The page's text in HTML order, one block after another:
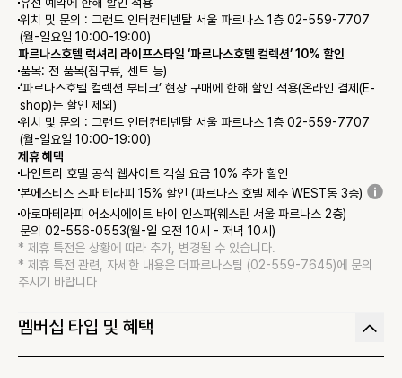
위치 및 문의 : 그랜드 인터컨티넨탈 서울 파르나스 1층 02-559-7707
(월-일요일 10:00-19:00)
파르나스호텔 럭셔리 라이프스타일 ‘파르나스호텔 컬렉션’ 10% 할인
품목: 전 품목(침구류, 센트 등)
‘파르나스호텔 컬렉션 부티크’ 현장 구매에 한해 할인 적용(온라인 결제(E-
shop)는 할인 제외)
위치 및 문의 : 그랜드 인터컨티넨탈 서울 파르나스 1층 02-559-7707
(월-일요일 10:00-19:00)
제휴 혜택
나인트리 호텔 공식 웹사이트 객실 요금 10% 추가 할인
본에스티스 스파 테라피 15% 할인 (파르나스 호텔 제주 WEST동 3층)
아로마테라피 어소시에이트 바이 인스파(웨스틴 서울 파르나스 2층)
문의 02-556-0553(월-일 오전 10시 - 저녁 10시)
* 제휴 특전은 상황에 따라 추가, 변경될 수 있습니다.
* 제휴 특전 관련, 자세한 내용은 더파르나스팀 (02-559-7645)에 문의
주시기 바랍니다
멤버십 타입 및 혜택